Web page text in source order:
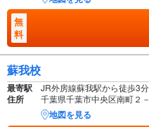
無
料
蘇我校
最寄駅 JR外房線蘇我駅から徒歩3分
住所 千葉県千葉市中央区南町
地図を見る